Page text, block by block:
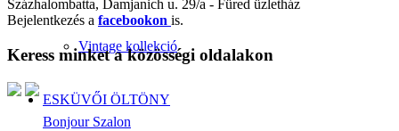
Vintage kollekció
ESKÜVŐI ÖLTÖNY
Százhalombatta, Damjanich u. 29/a - Füred üzletház
Bejelentkezés a facebookon is.
Keress minket a közösségi oldalakon
Bonjour Szalon